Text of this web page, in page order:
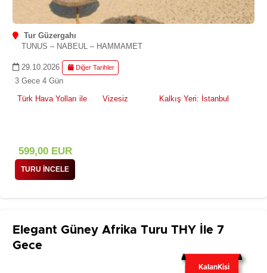
Tur Güzergahı
TUNUS – NABEUL – HAMMAMET
29.10.2026 Diğer Tarihler
3 Gece 4 Gün
Türk Hava Yolları ile
Vizesiz Kalkış Yeri: İstanbul
599,00EUR
TURU İNCELE
Elegant Güney Afrika Turu THY İle 7
Gece
KalanKisi